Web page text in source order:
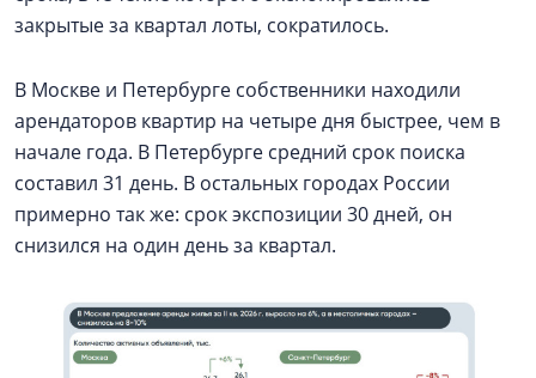
закрытые за квартал лоты, сократилось.
В Москве и Петербурге собственники находили
арендаторов квартир на четыре дня быстрее, чем в
начале года. В Петербурге средний срок поиска
составил 31 день. В остальных городах России
примерно так же: срок экспозиции 30 дней, он
снизился на один день за квартал.